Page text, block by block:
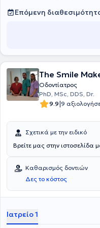
της. Έχει αντιμετωπίσει
προσπάθειά της να
υπηρεσίες σε παιδιά,
Επόμενη
The Smile
Οδοντίατρος
PhD, MSc, DDS, Dr.
9.9|9
Σχετικά με την ειδικό
Βρείτε μας στην ιστοσελίδα
Καθαρισμός δοντιών
Δες το κόστος
Ιατρείο 1